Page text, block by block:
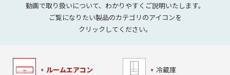
動画で取り扱いについて、 わかりやすくご説明いたします。
ご覧になりたい製品のカテゴリのアイコンを
クリックしてください。
ルームエアコン 冷蔵庫